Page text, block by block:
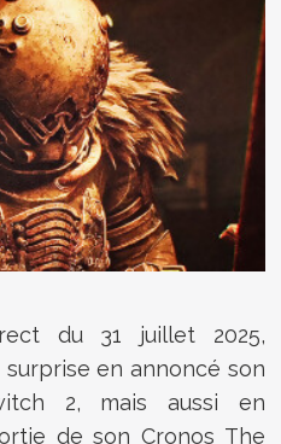
du 31 juillet 2025,
en annoncé son
2, mais aussi en
de son Cronos The